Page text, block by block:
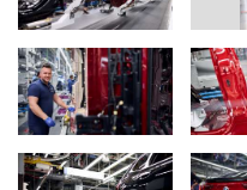
Vehicle production at the BMW